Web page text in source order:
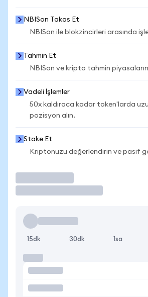
NBISon Takas Et
NBISon ile blokzincirleri arasında
Tahmin Et
NBISon ve kripto tahmin
Vadeli İşlemler
50x kaldıraca kadar token'larda
pozisyon alın.
Stake Et
Kriptonuzu değerlendirin ve pasif
15dk 30dk 1sa